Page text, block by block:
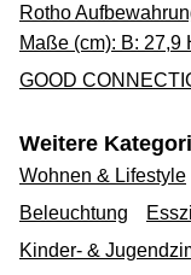
Rotho
Maße (cm): B: 27,9
GOOD
Weitere
Wohnen & Lifestyle
Beleuchtung
Kinder- &